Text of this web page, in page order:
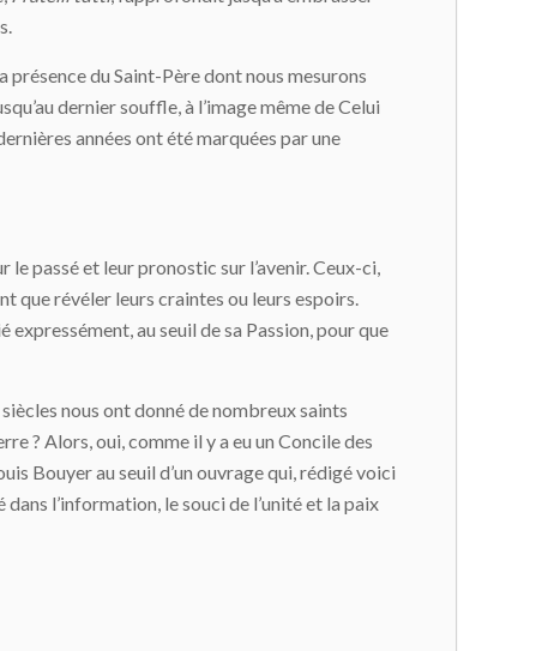
présence du Saint-Père dont nous mesurons
dernier souffle, à l’image même de Celui
années ont été marquées par une
passé et leur pronostic sur l’avenir. Ceux-ci,
révéler leurs craintes ou leurs espoirs.
expressément, au seuil de sa Passion, pour que
nous ont donné de nombreux saints
? Alors, oui, comme il y a eu un Concile des
Bouyer au seuil d’un ouvrage qui, rédigé voici
dans l’information, le souci de l’unité et la paix